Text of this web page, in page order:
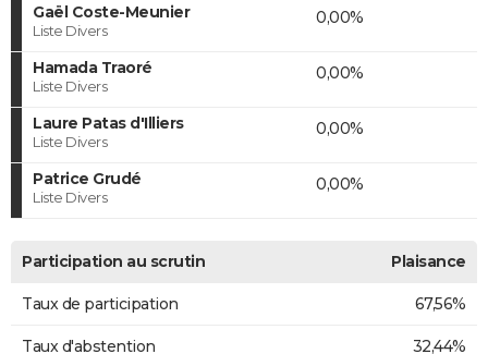
Gaël Coste-Meunier
Liste Divers
0,00%
Hamada Traoré
Liste Divers
0,00%
Laure Patas d'Illiers
Liste Divers
0,00%
Patrice Grudé
Liste Divers
0,00%
Participation au scrutin Plaisance
Taux de participation 67,56%
Taux d'abstention 32,44%